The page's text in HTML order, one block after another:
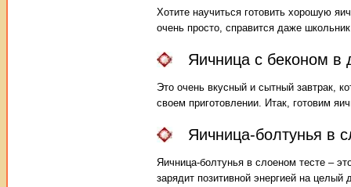
Хотите научиться готовить хорошую
очень просто, справится даже
Яичница с беконом в
Это очень вкусный и сытный завтрак,
своем приготовлении. Итак, готовим
Яичница-болтунья в
Яичница-болтунья в слоеном тесте –
зарядит позитивной энергией на целый